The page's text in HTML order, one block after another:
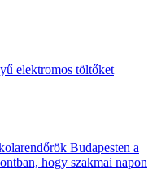
elektromos töltőket
Budapesten a
hogy szakmai napon